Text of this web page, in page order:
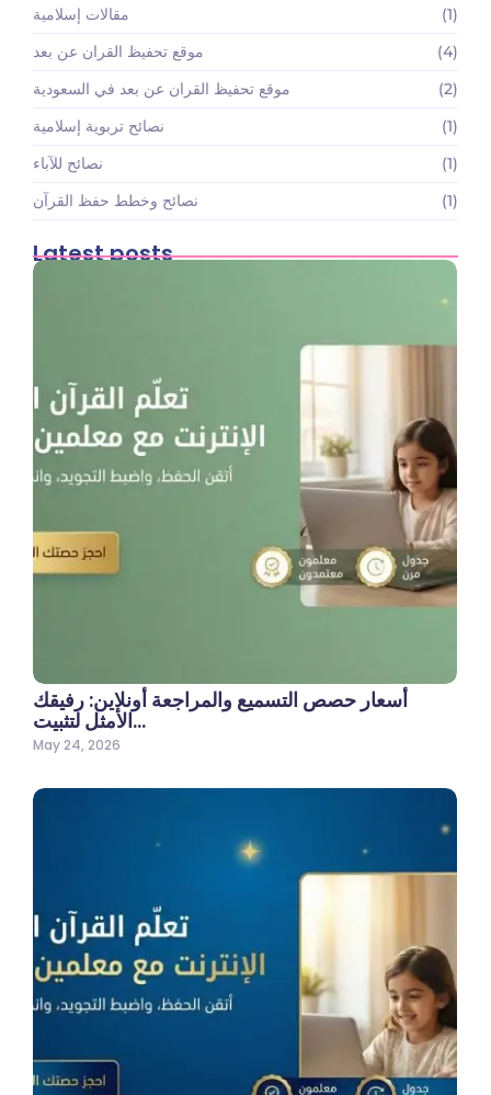
مقالات إسلامية
(1)
موقع تحفيظ القران عن بعد
(4)
موقع تحفيظ القران عن بعد في السعودية
(2)
نصائح تربوية إسلامية
(1)
نصائح للآباء
(1)
نصائح وخطط حفظ القرآن
(1)
Latest posts
أسعار حصص التسميع والمراجعة أونلاين: رفيقك
الأمثل لتثبيت…
May 24, 2026